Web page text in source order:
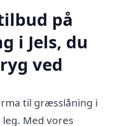
på
i Jels, du
ved
til græsslåning i
leg. Med vores